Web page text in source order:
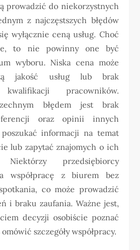
prowadzić do niekorzystnych
z najczęstszych błędów
wyłącznie ceną usług. Choć
to nie powinny one być
wyboru. Niska cena może
jakość usług lub brak
pracowników.
błędem jest brak
oraz opinii innych
informacji na temat
lub zapytać znajomych o ich
Niektórzy przedsiębiorcy
współpracę z biurem bez
co może prowadzić
i braku zaufania. Ważne jest,
decyzji osobiście poznać
szczegóły współpracy.